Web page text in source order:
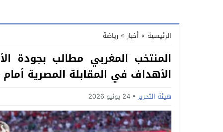
الرئيسية » أخبار » رياضة
المنتخب المغربي مطالب بجودة
الأهداف في المقابلة المصرية
هيئة التحرير 24 يونيو 2026